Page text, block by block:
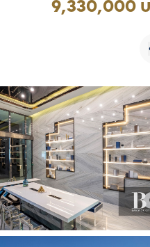
9,330,000